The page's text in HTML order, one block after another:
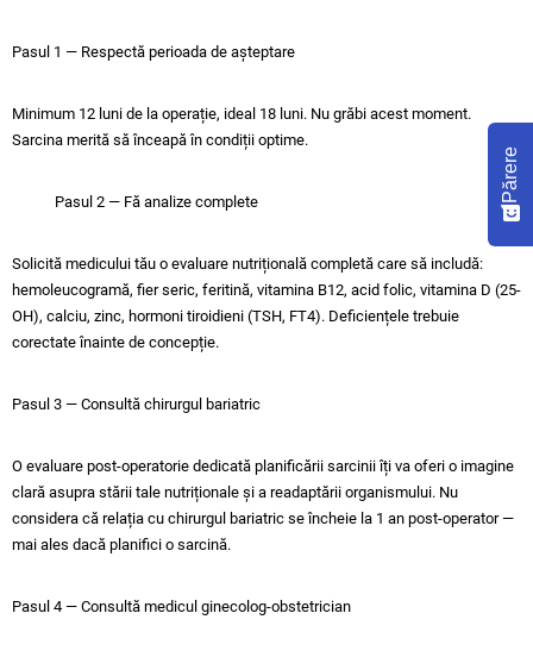
Pasul 1 — Respectă perioada de așteptare
Minimum 12 luni de la operație, ideal 18 luni. Nu grăbi acest moment.
Sarcina merită să înceapă în condiții optime.
Pasul 2 — Fă analize complete
Solicită medicului tău o evaluare nutrițională completă care să includă:
hemoleucogramă, fier seric, feritină, vitamina B12, acid folic, vitamina D (25-
OH), calciu, zinc, hormoni tiroidieni (TSH, FT4). Deficiențele trebuie
corectate înainte de concepție.
Pasul 3 — Consultă chirurgul bariatric
O evaluare post-operatorie dedicată planificării sarcinii îți va oferi o imagine
clară asupra stării tale nutriționale și a readaptării organismului. Nu
considera că relația cu chirurgul bariatric se încheie la 1 an post-operator —
mai ales dacă planifici o sarcină.
Pasul 4 — Consultă medicul ginecolog-obstetrician
Părere